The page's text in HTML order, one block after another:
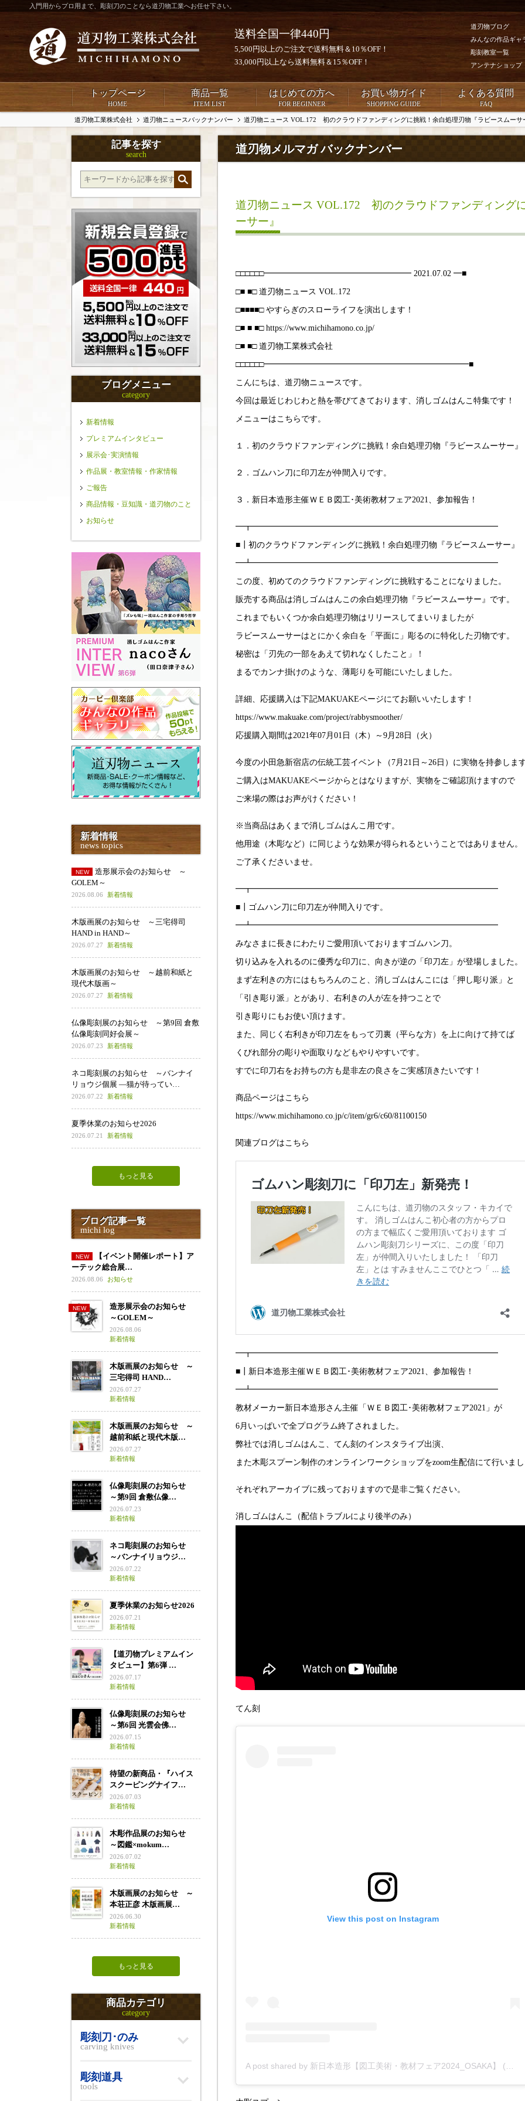
入門用からプロ用まで、彫刻刀のことなら道刃物工業へお任せ下さい。
送料全国一律440円
5,500円以上のご注文で送料無料＆10％OFF！
33,000円以上なら送料無料＆15％OFF！
道刃物ブログ
みんなの作品ギャ
彫刻教室一覧
アンテナショップ
トップページ
HOME
商品一覧
ITEM LIST
はじめての方へ
FOR BEGINNER
お買い物ガイド
SHOPPING GUIDE
よくある質問
FAQ
道刃物工業株式会社 道刃物ニュースバックナンバー 道刃物ニュース VOL.172 初のクラウドファンディングに挑戦！余白処理刃物『ラビースムーサ
道刃物メルマガ バックナンバー
道刃物ニュース VOL.172 初のクラウドファンディング
ーサー』
□□□□□□━━━━━━━━━━━━━━━━━━ 2021.07.02 ━■
□■ ■□ 道刃物ニュース VOL.172
□■■■■□ やすらぎのスローライフを演出します！
□■ ■ ■□ https://www.michihamono.co.jp/
□■ ■□ 道刃物工業株式会社
□□□□□□━━━━━━━━━━━━━━━━━━━━━━━━━■
こんにちは、道刃物ニュースです。
今回は最近じわじわと熱を帯びてきております、消しゴムはんこ特集です！
メニューはこちらです。
１．初のクラウドファンディングに挑戦！余白処理刃物『ラビースムーサー』
２．ゴムハン刀に印刀左が仲間入りです。
３．新日本造形主催ＷＥＢ図工･美術教材フェア2021、参加報告！
━┳━━━━━━━━━━━━━━━━━━━━━━━━━━━━━━
■┃初のクラウドファンディングに挑戦！余白処理刃物『ラビースムーサー』
━┻━━━━━━━━━━━━━━━━━━━━━━━━━━━━━━
この度、初めてのクラウドファンディングに挑戦することになりました。
販売する商品は消しゴムはんこの余白処理刃物『ラビースムーサー』です。
これまでもいくつか余白処理刃物はリリースしてまいりましたが
ラビースムーサーはとにかく余白を「平面に」彫るのに特化した刃物です。
秘密は「刃先の一部をあえて切れなくしたこと」！
まるでカンナ掛けのような、薄彫りを可能にいたしました。
詳細、応援購入は下記MAKUAKEページにてお願いいたします！
https://www.makuake.com/project/rabbysmoother/
応援購入期間は2021年07月01日（木）～9月28日（火）
今度の小田急新宿店の伝統工芸イベント（7月21日～26日）に実物を持参しま
ご購入はMAKUAKEページからとはなりますが、実物をご確認頂けますので
ご来場の際はお声がけください！
※当商品はあくまで消しゴムはんこ用です。
他用途（木彫など）に同じような効果が得られるということではありません。
ご了承くださいませ。
━┳━━━━━━━━━━━━━━━━━━━━━━━━━━━━━━
■┃ゴムハン刀に印刀左が仲間入りです。
━┻━━━━━━━━━━━━━━━━━━━━━━━━━━━━━━
みなさまに長きにわたりご愛用頂いておりますゴムハン刀。
切り込みを入れるのに優秀な印刀に、向きが逆の「印刀左」が登場しました。
まず左利きの方にはもちろんのこと、消しゴムはんこには「押し彫り派」と
「引き彫り派」とがあり、右利きの人が左を持つことで
引き彫りにもお使い頂けます。
また、同じく右利きが印刀左をもって刃裏（平らな方）を上に向けて持てば
くびれ部分の彫りや面取りなどもやりやすいです。
すでに印刀右をお持ちの方も是非左の良さをご実感頂きたいです！
商品ページはこちら
https://www.michihamono.co.jp/c/item/gr6/c60/81100150
関連ブログはこちら
━┳━━━━━━━━━━━━━━━━━━━━━━━━━━━━━━
■┃新日本造形主催ＷＥＢ図工･美術教材フェア2021、参加報告！
━┻━━━━━━━━━━━━━━━━━━━━━━━━━━━━━━
教材メーカー新日本造形さん主催「ＷＥＢ図工･美術教材フェア2021」が
6月いっぱいで全プログラム終了されました。
弊社では消しゴムはんこ、てん刻のインスタライブ出演、
また木彫スプーン制作のオンラインワークショップをzoom生配信にて行いま
それぞれアーカイブに残っておりますので是非ご覧ください。
消しゴムはんこ（配信トラブルにより後半のみ）
てん刻
View this post on Instagram
A post shared by 新日本造形【図工美術・教材フェア2024_OSAKA】 (@fair_snz)
記事を探す
search
ブログメニュー
category
新着情報
プレミアムインタビュー
展示会･実演情報
作品展・教室情報・作家情報
ご報告
商品情報・豆知識・道刃物のこと
お知らせ
新着情報
news topics
造形展示会のお知らせ ～
GOLEM～
2026.08.06 新着情報
木版画展のお知らせ ～三宅得司
HAND in HAND～
2026.07.27 新着情報
木版画展のお知らせ ～越前和紙と
現代木版画～
2026.07.27 新着情報
仏像彫刻展のお知らせ ～第9回 倉敷
仏像彫刻同好会展～
2026.07.23 新着情報
ネコ彫刻展のお知らせ ～バンナイ
リョウジ個展 ―猫が待ってい…
2026.07.22 新着情報
夏季休業のお知らせ2026
2026.07.21 新着情報
もっと見る
ブログ記事一覧
michi log
【イベント開催レポート】ア
ーテック総合展…
2026.08.06 お知らせ
造形展示会のお知らせ
～GOLEM～
2026.08.06
新着情報
木版画展のお知らせ ～
三宅得司 HAND…
2026.07.27
新着情報
木版画展のお知らせ ～
越前和紙と現代木版…
2026.07.27
新着情報
仏像彫刻展のお知らせ
～第9回 倉敷仏像…
2026.07.23
新着情報
ネコ彫刻展のお知らせ
～バンナイリョウジ…
2026.07.22
新着情報
夏季休業のお知らせ2026
2026.07.21
新着情報
【道刃物プレミアムイン
タビュー】第6弾 …
2026.07.17
新着情報
仏像彫刻展のお知らせ
～第6回 光雲会佛…
2026.07.15
新着情報
待望の新商品・『ハイス
スクーピングナイフ…
2026.07.03
新着情報
木彫作品展のお知らせ
～図鑑×mokum…
2026.07.02
新着情報
木版画展のお知らせ ～
本荘正彦 木版画展…
2026.06.30
新着情報
もっと見る
商品カテゴリ
category
彫刻刀･のみ
carving knives
彫刻道具
tools